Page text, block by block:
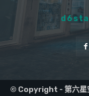
© Copyright - 第六星